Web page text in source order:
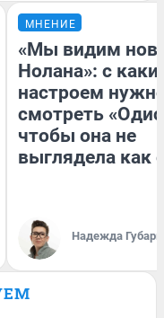
МНЕНИЕ
«Мы видим
Нолана»: с
настроем
смотреть
чтобы она не
выглядела как
Надежда Губарь